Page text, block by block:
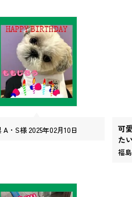
A・S様 2025年02月10日
可
た
福